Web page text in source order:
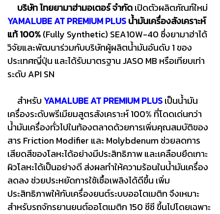
บริษัท ไทยยามาฮ่ามอเตอร์ จำกัดเปิดตัวผลิตภัณฑ์ใหม่
YAMALUBE AT PREMIUM PLUSน้ำมันเครื่องสังเคราะห์
แท้ 100%(Fully Synthetic) SEA10W-40 ซึ่งยามาฮ่าได้
วิจัยและพัฒนาร่วมกับบริษัทผู้ผลิตน้ำมันอันดับ 1 ของ
ประเทศญี่ปุ่น และได้รับมาตรฐาน JASO MB หรือเทียบเท่า
ระดับ API SN
สำหรับYAMALUBE AT PREMIUM PLUSเป็นน้ำมัน
เครื่องระดับพรีเมียมสูตรสังเคราะห์ 100% ที่โดดเด่นกว่า
น้ำมันเครื่องทั่วไปในท้องตลาดด้วยการเพิ่มคุณสมบัติของ
สาร Friction Modifier และ Molybdenum ช่วยลดการ
เสียดสีของโลหะได้อย่างมีประสิทธิภาพ และเคลือบยึดเกาะ
ผิวโลหะได้เป็นอย่างดี ส่งผลทำให้ความร้อนในน้ำมันเครื่อง
ลดลง ช่วยประหยัดการใช้เชื้อเพลิงได้ดีขึ้น เพิ่ม
ประสิทธิภาพให้กับเครื่องยนต์ระบบออโตเมติก จึงเหมาะ
สำหรับรถจักรยานยนต์ออโตเมติก 150 ซีซี ขึ้นไปโดยเฉพาะ